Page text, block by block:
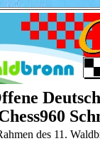
des 11.